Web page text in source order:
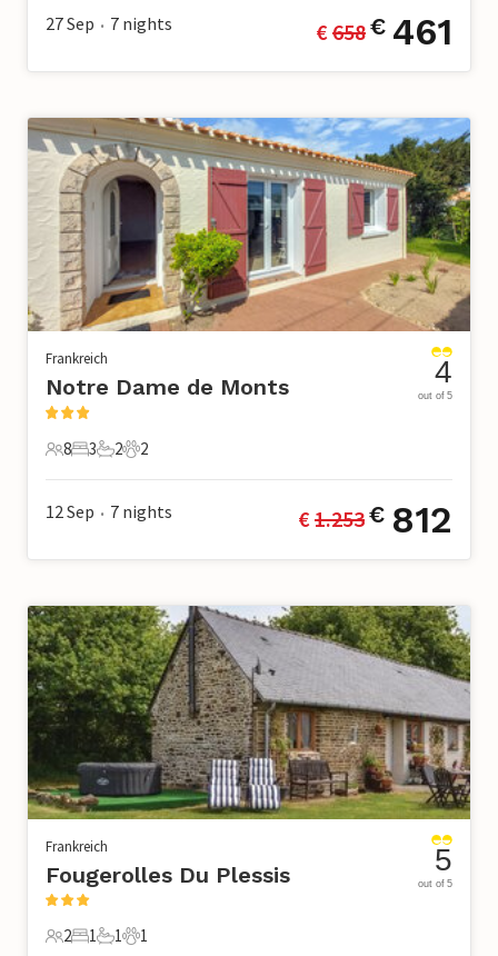
27 Sep • 7 nights € 658€ 461
Frankreich
Notre Dame de Monts
8 Gäste
8
3 Schlafzimmer
3
2 Badezimmer
2
2 Haustiere
2
4
out of 5
12 Sep • 7 nights € 1.253€ 812
Frankreich
Fougerolles Du Plessis
2 Gäste
2
1 Schlafzimmer
1
1 Badezimmer
1
1 Haustier
1
5
out of 5